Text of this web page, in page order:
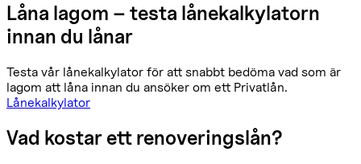
Låna lagom – testa lånekalkylatorn
innan du lånar
Testa vår lånekalkylator för att snabbt bedöma vad som är
lagom att låna innan du ansöker om ett Privatlån.
Lånekalkylator
Vad kostar ett renoveringslån?